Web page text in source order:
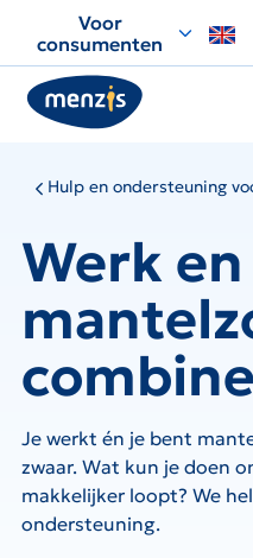
voor
snelle
navigatie
Voor
consumenten
Hulp en ondersteuning
Werk en
Je werkt én je bent
zwaar. Wat kun je doen
makkelijker loopt? We
ondersteuning.